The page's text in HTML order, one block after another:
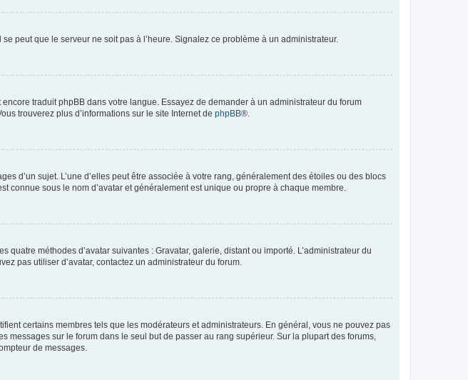
peut que le serveur ne soit pas à l’heure. Signalez ce problème à un administrateur.
traduit phpBB dans votre langue. Essayez de demander à un administrateur du forum
trouverez plus d’informations sur le site Internet de phpBB®.
d’un sujet. L’une d’elles peut être associée à votre rang, généralement des étoiles ou des blocs
sous le nom d’avatar et généralement est unique ou propre à chaque membre.
méthodes d’avatar suivantes : Gravatar, galerie, distant ou importé. L’administrateur du
pas utiliser d’avatar, contactez un administrateur du forum.
certains membres tels que les modérateurs et administrateurs. En général, vous ne pouvez pas
messages sur le forum dans le seul but de passer au rang supérieur. Sur la plupart des forums,
de messages.